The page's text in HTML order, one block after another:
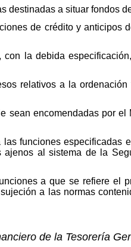
destinadas a situar fondos
de crédito y anticipos
la debida
relativos a la
sean encomendadas por el
funciones especificadas
al sistema de la
a que se refiere el
a las normas
de la Tesorería